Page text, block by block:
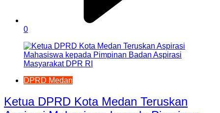
0
DPRD Medan
Ketua DPRD Kota Medan Teruskan